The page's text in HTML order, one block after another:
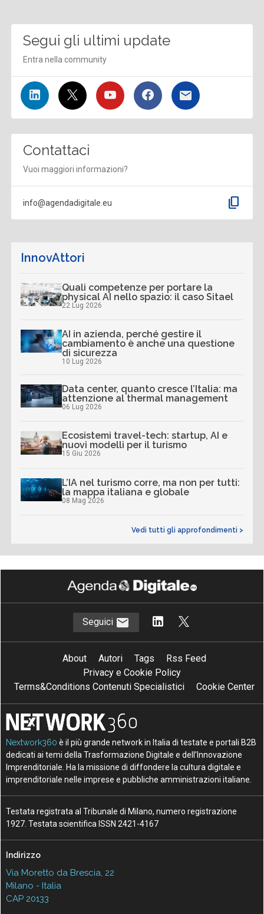
Segui gli ultimi update
Entra nella community
Contattaci
Vuoi maggiori informazioni?
info@agendadigitale.eu content_copy
InnovAttori
Quali competenze per portare la
physical AI nello spazio: il caso Sitael
22 Lug 2026
AI in azienda, perché gestire il
cambiamento è anche una questione
di sicurezza
10 Lug 2026
Data center, quanto cresce l’Italia: ma
attenzione al thermal management
06 Lug 2026
Ecosistemi travel-tech: startup, AI e
nuovi modelli per il turismo
15 Giu 2026
L’IA nel turismo corre, ma non per tutti:
la mappa italiana e globale
08 Mag 2026
Vedi tutti gli approfondimenti >
Seguici
About Autori Tags
Rss Feed
Privacy e Cookie Policy
Terms&Conditions Contenuti Specialistici
Cookie Center
Nextwork360 è il più grande network in Italia di testate e portali B2B
dedicati ai temi della Trasformazione Digitale e dell’Innovazione
Imprenditoriale. Ha la missione di diffondere la cultura digitale e
imprenditoriale nelle imprese e pubbliche amministrazioni italiane.
Testata registrata al Tribunale di Milano, numero registrazione
1927. Testata scientifica ISSN 2421-4167
Indirizzo
Via Moretto da Brescia, 22
Milano - Italia
CAP 20133